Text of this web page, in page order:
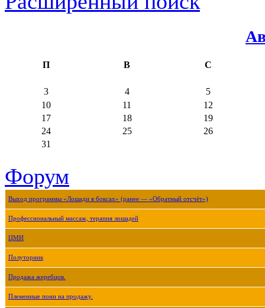
П В С
3 4
5
10
11
12
17
18
19
24
25
26
31
Форум
Выход программы «Лошади в боксах» (ранее — «Обратный отсчёт»)
Профессиональный массаж, терапия лошадей
ЦМИ
Полуторник
Продажа жеребцов.
Племенные пони на продажу.